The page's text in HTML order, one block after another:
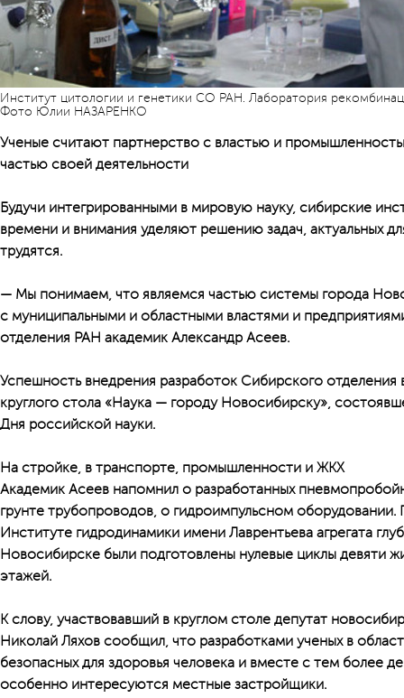
Институт цитологии и генетики СО РАН. Лаборатория
Фото Юлии НАЗАРЕНКО
Ученые считают партнерство с властью и
частью своей деятельности
Будучи интегрированными в мировую науку, сибирские
времени и внимания уделяют решению задач, актуальных
трудятся.
— Мы понимаем, что являемся частью системы города
с муниципальными и областными властями и
отделения РАН академик Александр Асеев.
Успешность внедрения разработок Сибирского отделения
круглого стола «Наука — городу Новосибирску»,
Дня российской науки.
На стройке, в транспорте, промышленности и ЖКХ
Академик Асеев напомнил о разработанных
грунте трубопроводов, о гидроимпульсном
Институте гидродинамики имени Лаврентьева агрегата
Новосибирске были подготовлены нулевые циклы девяти
этажей.
К слову, участвовавший в круглом столе депутат
Николай Ляхов сообщил, что разработками ученых в
безопасных для здоровья человека и вместе с тем более
особенно интересуются местные застройщики.